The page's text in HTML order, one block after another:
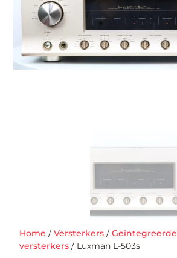
Home /Versterkers /Geïntegreerde
versterkers / Luxman L-503s